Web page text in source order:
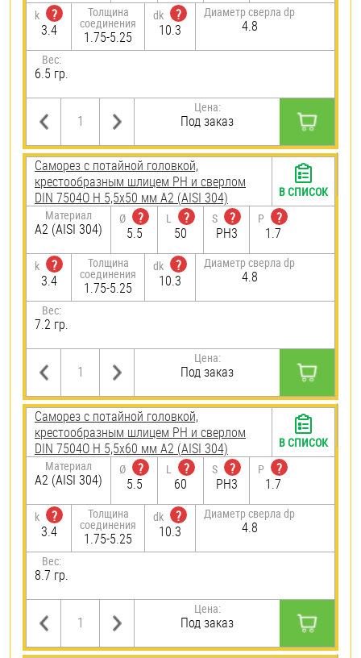
k
?
3.4
Толщина
соединения
1.75-5.25
dk
?
10.3
Диаметр сверла dp
4.8
Вес:
6.5 гр.
Цена:
Под заказ
Саморез с потайной головкой,
крестообразным шлицем PH и сверлом
DIN 7504O H 5,5х50 мм А2 (AISI 304)
Материал
А2 (AISI 304)
Ø
?
5.5
L
?
50
S
?
PH3
P
?
1.7
k
?
3.4
Толщина
соединения
1.75-5.25
dk
?
10.3
Диаметр сверла dp
4.8
Вес:
7.2 гр.
Цена:
Под заказ
В СПИСОК
Саморез с потайной головкой,
крестообразным шлицем PH и сверлом
DIN 7504O H 5,5х60 мм А2 (AISI 304)
Материал
А2 (AISI 304)
Ø
?
5.5
L
?
60
S
?
PH3
P
?
1.7
k
?
3.4
Толщина
соединения
1.75-5.25
dk
?
10.3
Диаметр сверла dp
4.8
Вес:
8.7 гр.
Цена:
Под заказ
В СПИСОК